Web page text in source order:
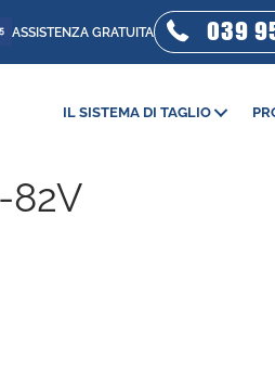
ASSISTENZA GRATUITA 039
IL SISTEMA DI TAGLIO
82V